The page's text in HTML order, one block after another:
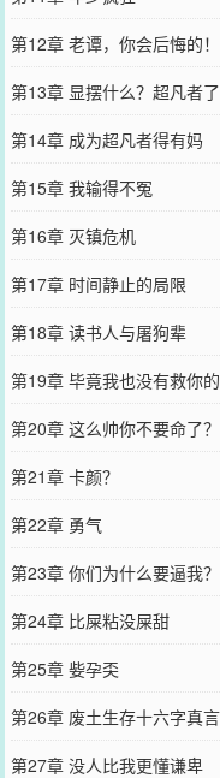
第12章 老谭，你会后悔的！
第13章 显摆什么？超凡者了
第14章 成为超凡者得有妈
第15章 我输得不冤
第16章 灭镇危机
第17章 时间静止的局限
第18章 读书人与屠狗辈
第19章 毕竟我也没有救你
第20章 这么帅你不要命了？
第21章 卡颜？
第22章 勇气
第23章 你们为什么要逼我？
第24章 比屎粘没屎甜
第25章 姕孕奀
第26章 废土生存十六字真言
第27章 没人比我更懂谦卑